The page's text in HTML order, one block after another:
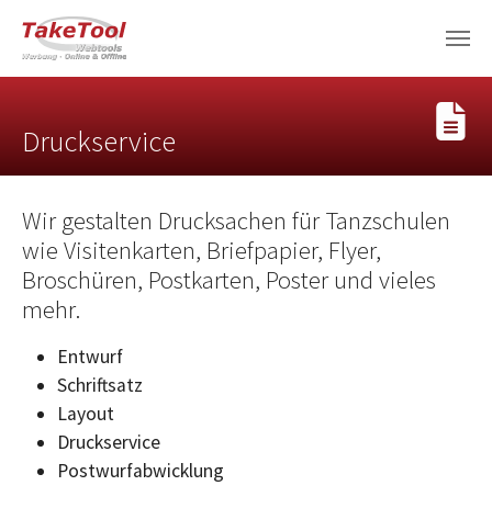
Druckservice
Wir gestalten Drucksachen für Tanzschulen
wie Visitenkarten, Briefpapier, Flyer,
Broschüren, Postkarten, Poster und vieles
mehr.
Entwurf
Schriftsatz
Layout
Druckservice
Postwurfabwicklung